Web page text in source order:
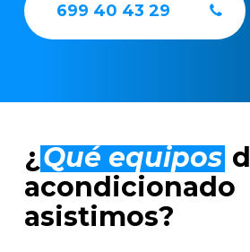
699 40 43 29
¿Qué equipos
acondicionado
asistimos?